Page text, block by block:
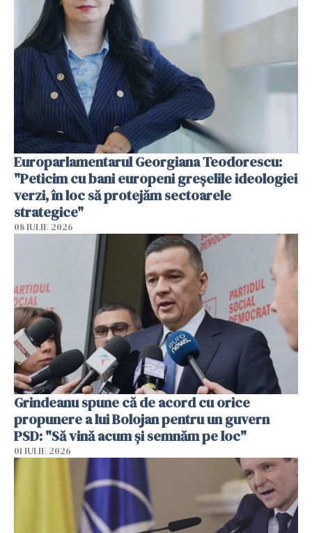
Europarlamentarul Georgiana Teodorescu:
"Peticim cu bani europeni greșelile ideologiei
verzi, în loc să protejăm sectoarele
strategice"
08 IULIE 2026
Grindeanu spune că de acord cu orice
propunere a lui Bolojan pentru un guvern
PSD: "Să vină acum și semnăm pe loc"
01 IULIE 2026